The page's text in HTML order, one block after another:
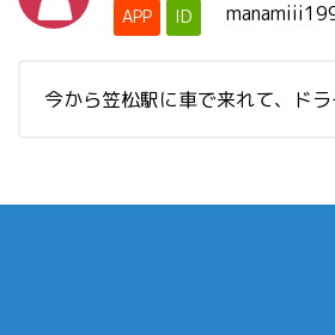
APP ID
今から笠松駅に車で来れて、ド